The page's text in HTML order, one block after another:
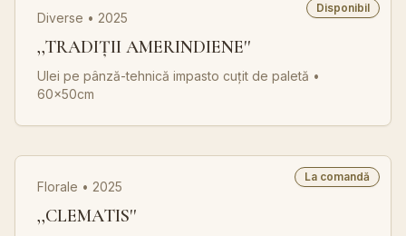
Disponibil
Diverse • 2025
,,TRADIȚII AMERINDIENE''
Ulei pe pânză-tehnică impasto cuțit de paletă •
60x50cm
La comandă
Florale • 2025
,,CLEMATIS''